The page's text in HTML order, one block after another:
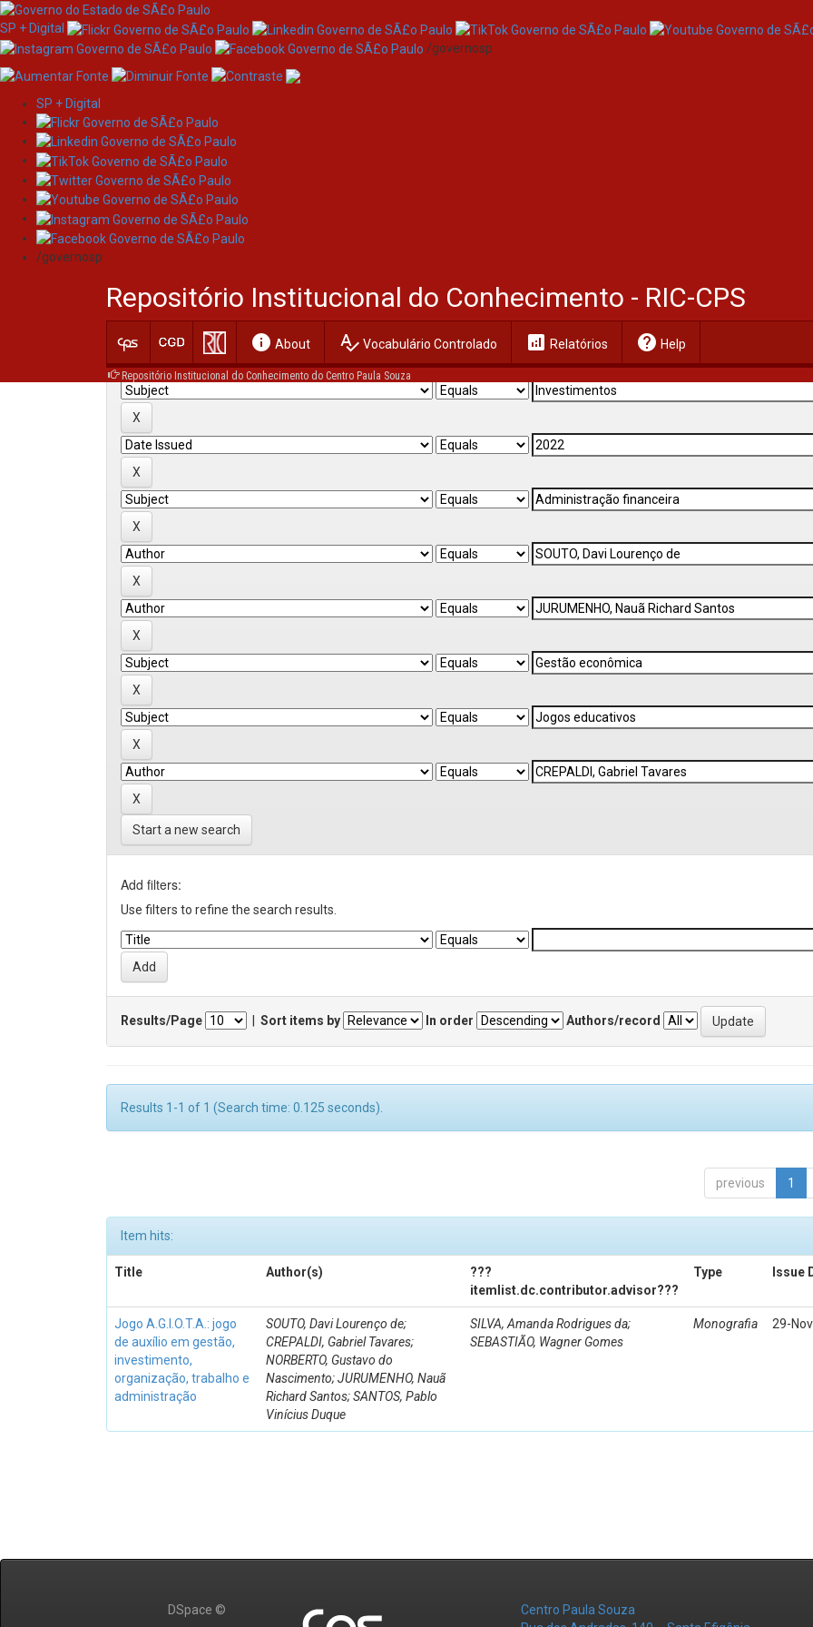
Skip
navigation
SP + Digital
/governosp
SP + Digital
/governosp
Repositório Institucional do Conhecimento - RIC-CPS
info About spellcheck Vocabulário Controlado analytics Relatórios help Help
Repositório Institucional do Conhecimento do Centro Paula Souza
Search
Current filters:
Start a new search
Add filters:
Use filters to refine the search results.
Results/Page Sort items by In order Authors/record
Results 1-1 of 1 (Search time: 0.125 seconds).
previous 1
Item hits:
Title Author(s)
???
itemlist.dc.contributor.advisor???
Type Issue
Jogo A.G.I.O.T.A.: jogo
de auxílio em gestão,
investimento,
organização, trabalho e
administração
SOUTO, Davi Lourenço de;
CREPALDI, Gabriel Tavares;
NORBERTO, Gustavo do
Nascimento; JURUMENHO, Nauã
Richard Santos; SANTOS, Pablo
Vinícius Duque
SILVA, Amanda Rodrigues da;
SEBASTIÃO, Wagner Gomes
Monografia 29-
DSpace ©
Centro Paula Souza